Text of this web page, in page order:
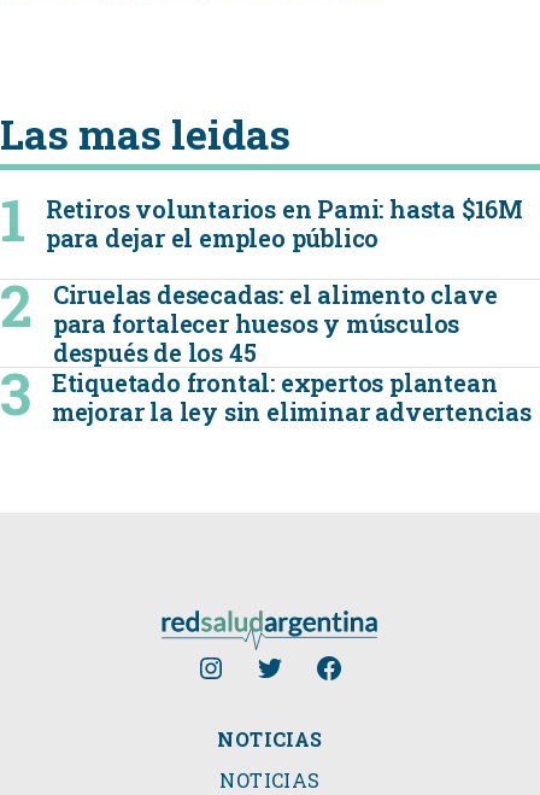
Las mas leidas
Retiros voluntarios en Pami: hasta $16M
para dejar el empleo público
Ciruelas desecadas: el alimento clave
para fortalecer huesos y músculos
después de los 45
Etiquetado frontal: expertos plantean
mejorar la ley sin eliminar advertencias
NOTICIAS
NOTICIAS